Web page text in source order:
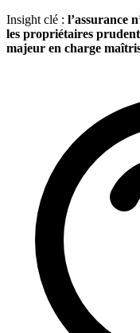
Insight clé : l’assurance
les propriétaires
majeur en charge